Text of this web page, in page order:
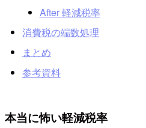
After 軽減税率
消費税の端数処理
まとめ
参考資料
本当に怖い軽減税率